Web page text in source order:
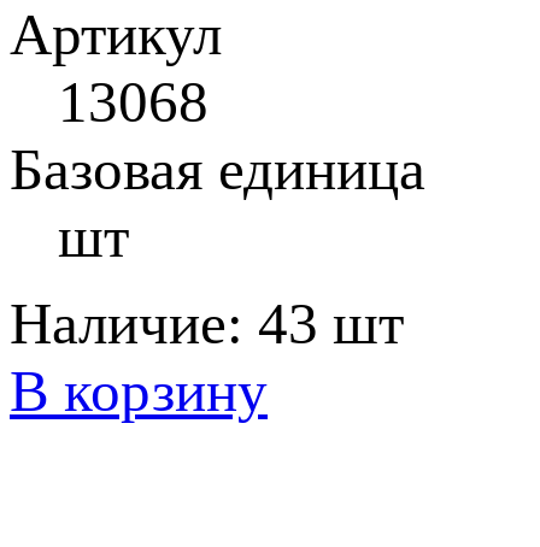
Артикул
13068
Базовая единица
шт
Наличие: 43 шт
В корзину